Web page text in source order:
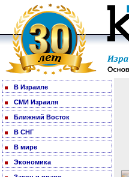
В Израиле
СМИ Израиля
Ближний Восток
В СНГ
В мире
Экономика